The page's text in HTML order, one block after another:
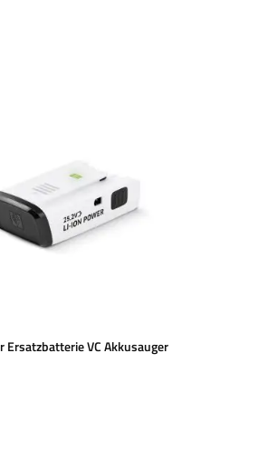
Ersatzbatterie VC Akkusauger